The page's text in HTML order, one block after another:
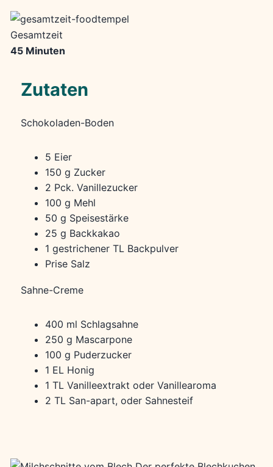
Gesamtzeit
45 Minuten
Zutaten
Schokoladen-Boden
5 Eier
150 g Zucker
2 Pck. Vanillezucker
100 g Mehl
50 g Speisestärke
25 g Backkakao
1 gestrichener TL Backpulver
Prise Salz
Sahne-Creme
400 ml Schlagsahne
250 g Mascarpone
100 g Puderzucker
1 EL Honig
1 TL Vanilleextrakt oder Vanillearoma
2 TL San-apart, oder Sahnesteif